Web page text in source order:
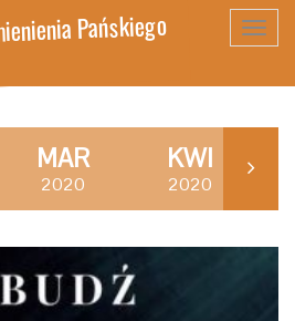
Pańskiego
MAR
2020
KWI
2020